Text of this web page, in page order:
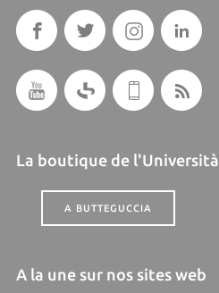
La boutique de l'Università
A BUTTEGUCCIA
A la une sur nos sites web